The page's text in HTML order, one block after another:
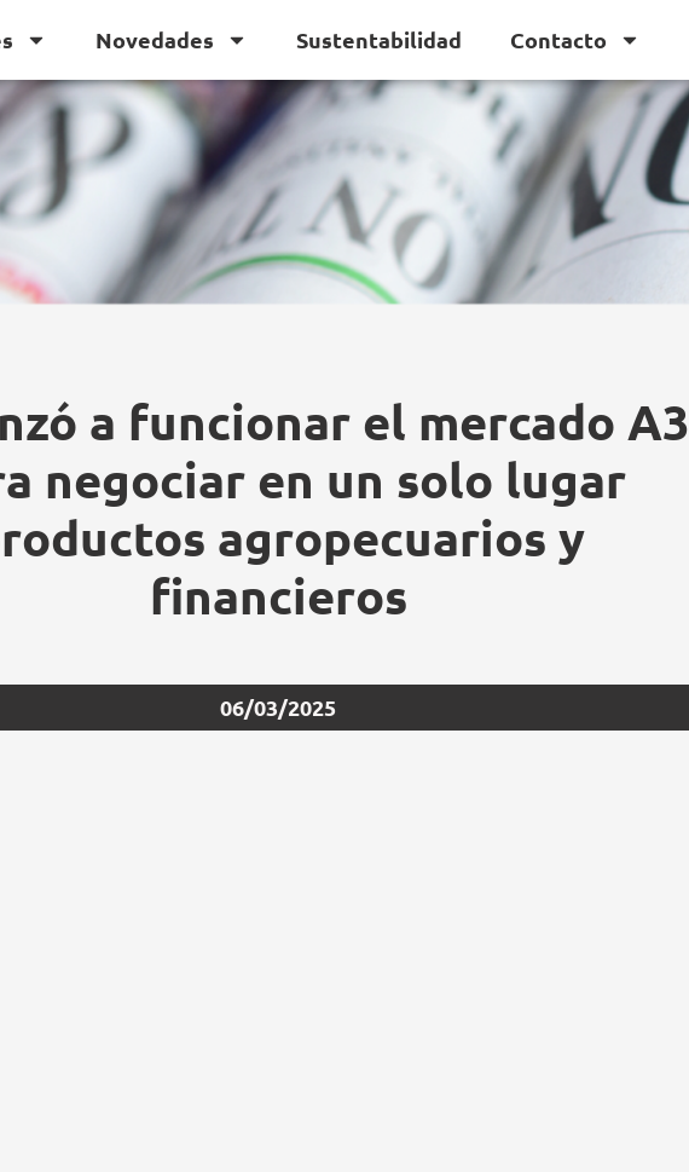
Novedades Sustentabilidad Contacto
a funcionar el mercado A3
negociar en un solo lugar
agropecuarios y
financieros
06/03/2025